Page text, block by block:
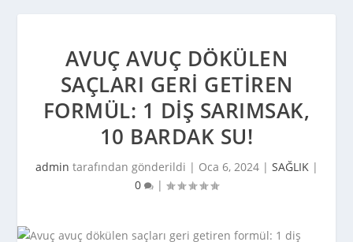
AVUÇ AVUÇ DÖKÜLEN
SAÇLARI GERI GETIREN
FORMÜL: 1 DIŞ SARIMSAK,
10 BARDAK SU!
admin tarafından gönderildi | Oca 6, 2024| SAĞLIK|
0
|